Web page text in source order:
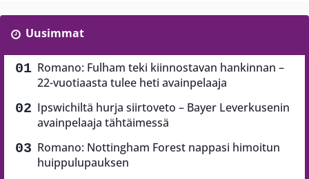
Uusimmat
Romano: Fulham teki kiinnostavan hankinnan –
22-vuotiaasta tulee heti avainpelaaja
Ipswichiltä hurja siirtoveto – Bayer Leverkusenin
avainpelaaja tähtäimessä
Romano: Nottingham Forest nappasi himoitun
huippulupauksen